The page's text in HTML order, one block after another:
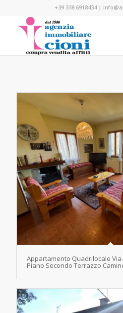
+39 338 6918434|
Appartamento Quadrilocale
Piano Secondo Terrazzo